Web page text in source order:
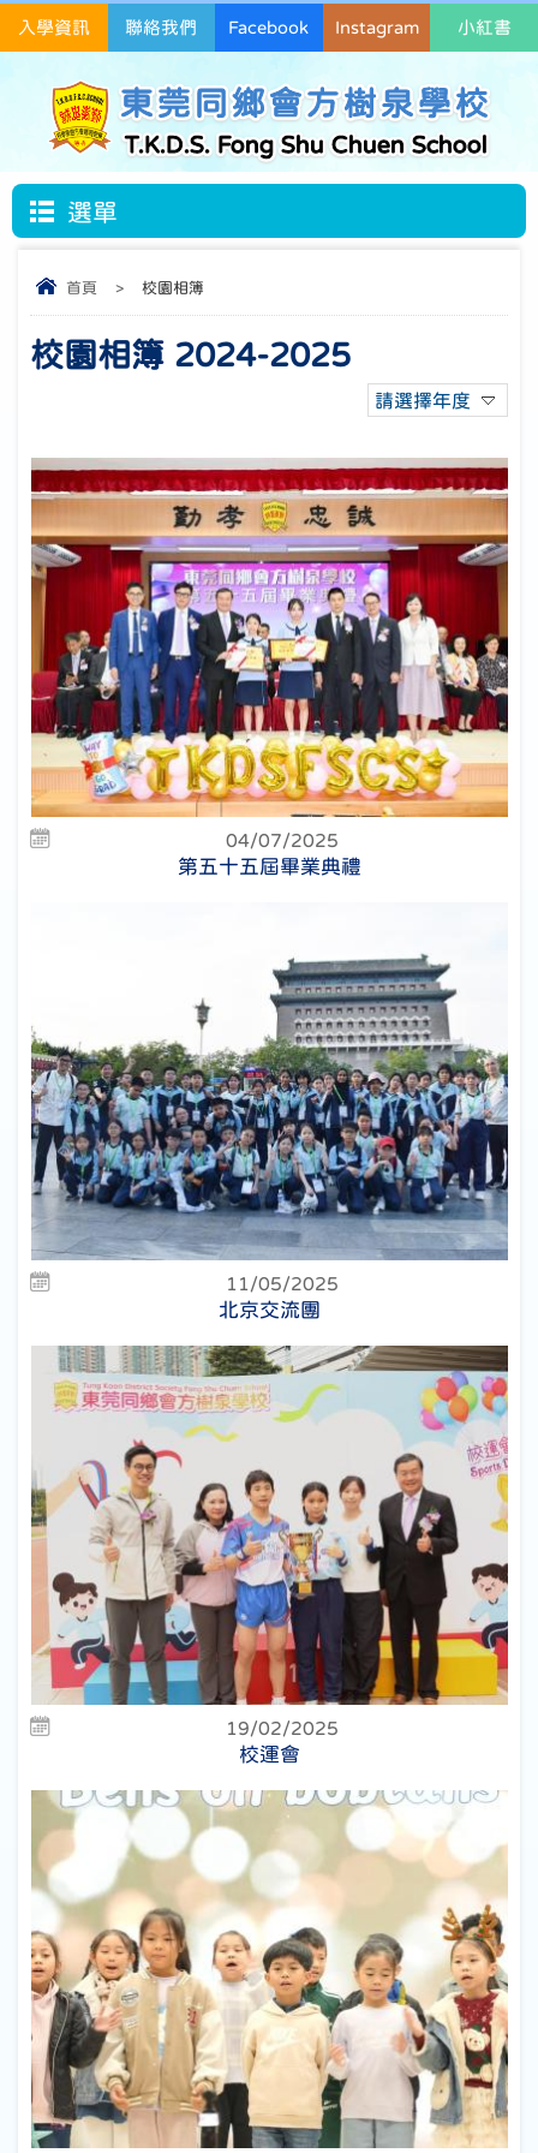
東莞同鄉會方樹泉學校
T.K.D.S. Fong Shu Chuen School
入學資訊 聯絡我們 Facebook Instagram 小紅書
選單
首頁 > 校園相簿
校園相簿 2024-2025
請選擇年度
04/07/2025
第五十五屆畢業典禮
11/05/2025
北京交流團
19/02/2025
校運會